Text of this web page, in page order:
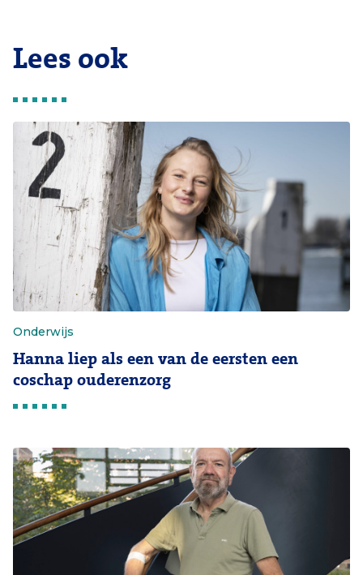
Lees ook
Onderwijs
Hanna liep als een van de eersten een
coschap ouderenzorg